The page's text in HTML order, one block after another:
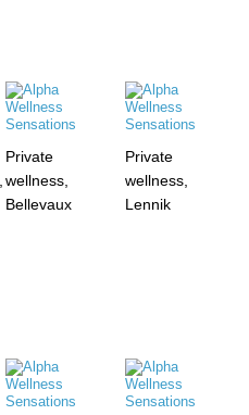
Private
wellness,
Bellevaux
Private
wellness,
Lennik